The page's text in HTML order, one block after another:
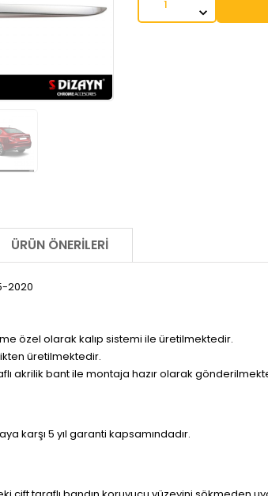
ÜRÜN ÖNERILERI
2020
özel olarak kalıp sistemi ile üretilmektedir.
üretilmektedir.
akrilik bant ile montaja hazır olarak
karşı 5 yıl garanti kapsamındadır.